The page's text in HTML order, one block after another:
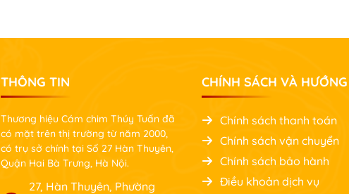
THÔNG TIN
Thương hiệu Cám chim Thúy Tuấn đã
có mặt trên thị trường từ năm 2000,
có trụ sở chính tại Số 27 Hàn Thuyên,
Quận Hai Bà Trưng, Hà Nội.
27, Hàn Thuyên, Phường
CHÍNH SÁCH VÀ
Chính sách thanh toán
Chính sách vận chuyển
Chính sách bảo hành
Điều khoản dịch vụ